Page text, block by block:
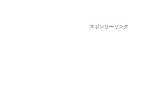
スポンサーリンク